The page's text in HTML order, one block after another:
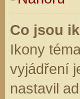
Co jsou
Ikony
vyjádření
nastavil